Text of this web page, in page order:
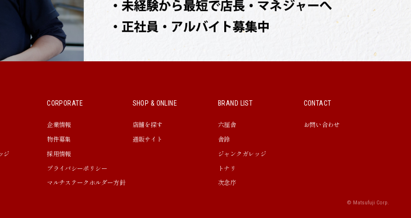
ジ
CORPORATE
企業情報
物件募集
採用情報
プライバシーポリシー
マルチステークホルダー方針
SHOP & ONLINE
店舗を探す
通販サイト
BRAND LIST
六厘舎
舎鈴
ジャンクガレッジ
トナリ
次念序
CONTACT
お問い合わせ
© Matsufuji Corp.